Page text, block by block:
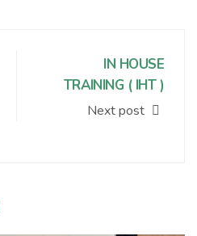
IN HOUSE
TRAINING ( IHT )
Next post